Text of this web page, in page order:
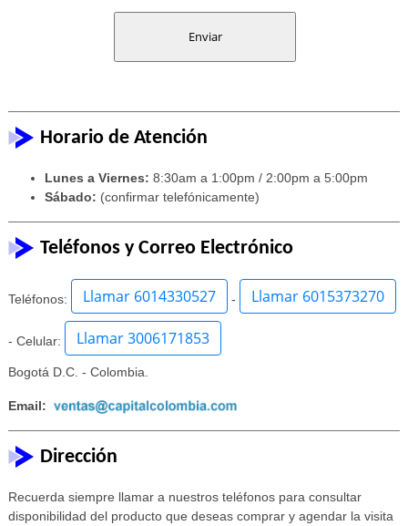
Horario de Atención
Lunes a Viernes: 8:30am a 1:00pm / 2:00pm a 5:00pm
Sábado: (confirmar telefónicamente)
Teléfonos y Correo Electrónico
Teléfonos: Llamar 6014330527 - Llamar 6015373270
- Celular: Llamar 3006171853
Bogotá D.C. - Colombia.
Email:
Dirección
Recuerda siempre llamar a nuestros teléfonos para consultar
disponibilidad del producto que deseas comprar y agendar la visita